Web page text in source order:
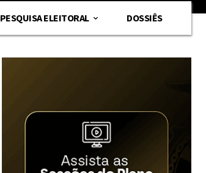
PESQUISA ELEITORAL DOSSIÊS